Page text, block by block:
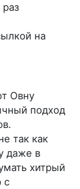
на
Овну
подход
так как
даже в
хитрый
с